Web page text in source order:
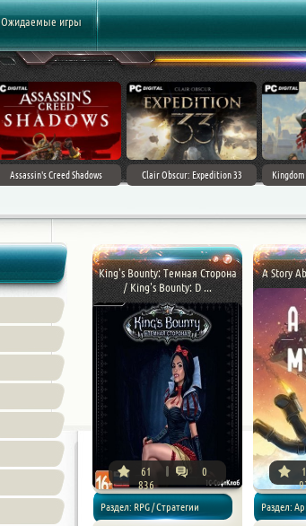
Ожидаемые игры
Assassin's Creed Shadows Clair Obscur: Expedition 33
King's Bounty: Темная Сторона
/ King's Bounty: D ...
61
836
0
Раздел: RPG / Стратегии
A Story
Раздел: